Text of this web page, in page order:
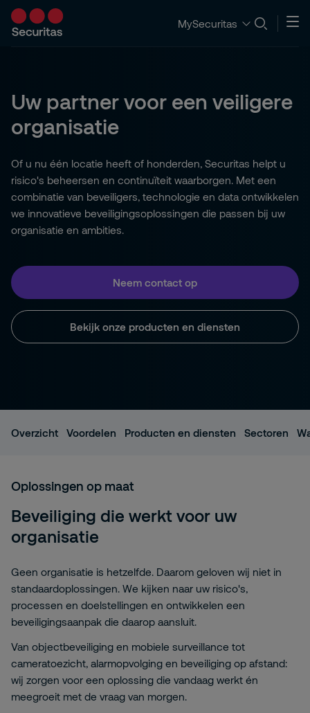
MySecuritas
Uw partner voor een veiligere
organisatie
Of u nu één locatie heeft of honderden, Securitas helpt u
risico's beheersen en continuïteit waarborgen. Met een
combinatie van beveiligers, technologie en data ontwikkelen
we innovatieve beveiligingsoplossingen die passen bij uw
organisatie en ambities.
Neem contact op
Bekijk onze producten en diensten
Overzicht Voordelen Producten en diensten Sectoren
Oplossingen op maat
Beveiliging die werkt voor uw
organisatie
Geen organisatie is hetzelfde. Daarom geloven wij niet in
standaardoplossingen. We kijken naar uw risico's,
processen en doelstellingen en ontwikkelen een
beveiligingsaanpak die daarop aansluit.
Van objectbeveiliging en mobiele surveillance tot
cameratoezicht, alarmopvolging en beveiliging op afstand:
wij zorgen voor een oplossing die vandaag werkt én
meegroeit met de vraag van morgen.